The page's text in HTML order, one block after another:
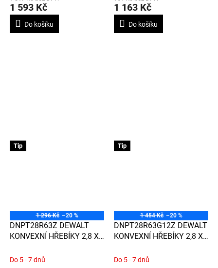
1 593 Kč
Do košíku
1 163 Kč
Do košíku
Tip
1 296 Kč –20 %
DNPT28R63Z DEWALT
KONVEXNÍ HŘEBÍKY 2,8 X
Do 5 - 7 dnů
Tip
1 454 Kč –20 %
DNPT28R63G12Z DEWALT
KONVEXNÍ HŘEBÍKY 2,8 X
GALVANIZOVANÉ
Do 5 - 7 dnů